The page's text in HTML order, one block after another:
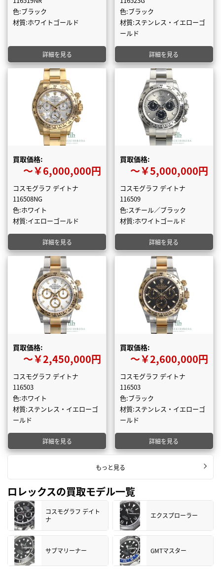
色:ブラック
材質:ホワイトゴールド
詳細を見る
色:ブラック
材質:ステンレス・イエローゴ
ールド
詳細を見る
買取価格:
〜￥6,000,000円
コスモグラフ デイトナ
116508NG
色:ホワイト
材質:イエローゴールド
詳細を見る
買取価格:
〜￥5,000,000円
コスモグラフ デイトナ
116509
色:スチール／ブラック
材質:ホワイトゴールド
詳細を見る
買取価格:
〜￥2,450,000円
コスモグラフ デイトナ
116503
色:ホワイト
材質:ステンレス・イエローゴ
ールド
詳細を見る
買取価格:
〜￥2,600,000円
コスモグラフ デイトナ
116503
色:ブラック
材質:ステンレス・イエローゴ
ールド
詳細を見る
もっと見る
ロレックスの買取モデル一覧
コスモグラフ デイト
ナ
エクスプローラー
サブマリーナー GMTマスター